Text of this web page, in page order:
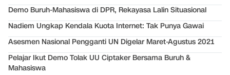
Demo Buruh-Mahasiswa di DPR, Rekayasa Lalin Situasional
Nadiem Ungkap Kendala Kuota Internet: Tak Punya Gawai
Asesmen Nasional Pengganti UN Digelar Maret-Agustus 2021
Pelajar Ikut Demo Tolak UU Ciptaker Bersama Buruh &
Mahasiswa